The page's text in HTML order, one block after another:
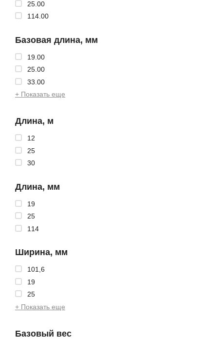
25.00
114.00
Базовая длина, мм
19.00
25.00
33.00
+ Показать еще
Длина, м
12
25
30
Длина, мм
19
25
114
Ширина, мм
101,6
19
25
+ Показать еще
Базовый вес